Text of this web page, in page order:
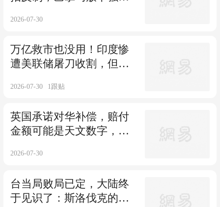
2026-07-30
万亿救市也没用！印度惨
遭美联储屠刀收割，但这
2026-07-30 1跟贴
英国承诺对华补偿，赔付
金额可能是天文数字，中
2026-07-30
台当局败局已定，大陆终
于见识了：斯洛伐克的真